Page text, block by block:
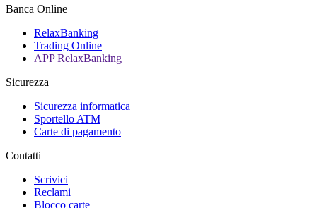
Banca Online
RelaxBanking
Trading Online
APP RelaxBanking
Sicurezza
Sicurezza informatica
Sportello ATM
Carte di pagamento
Contatti
Scrivici
Reclami
Blocco carte